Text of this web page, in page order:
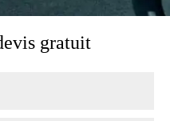
gratuit